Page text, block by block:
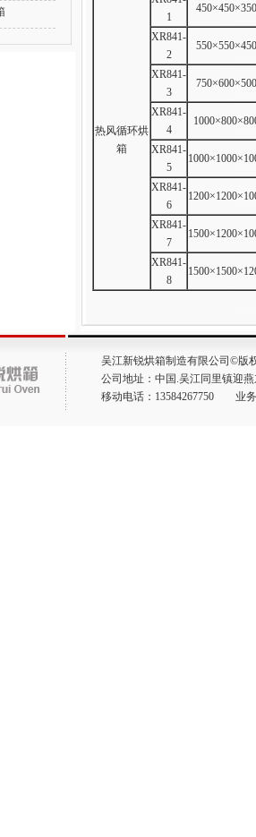
热风循环烘
箱
1
450×450×350
XR841-
2
550×550×450
XR841-
3
750×600×500
XR841-
4
XR841-
5
XR841-
6
XR841-
7
XR841-
8
吴江新锐烘箱制造有限公司©
公司地址：中国.吴江同里镇
移动电话：13584267750 业